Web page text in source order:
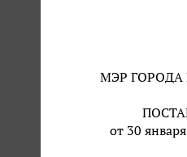
МЭР ГОРОДА
от 30